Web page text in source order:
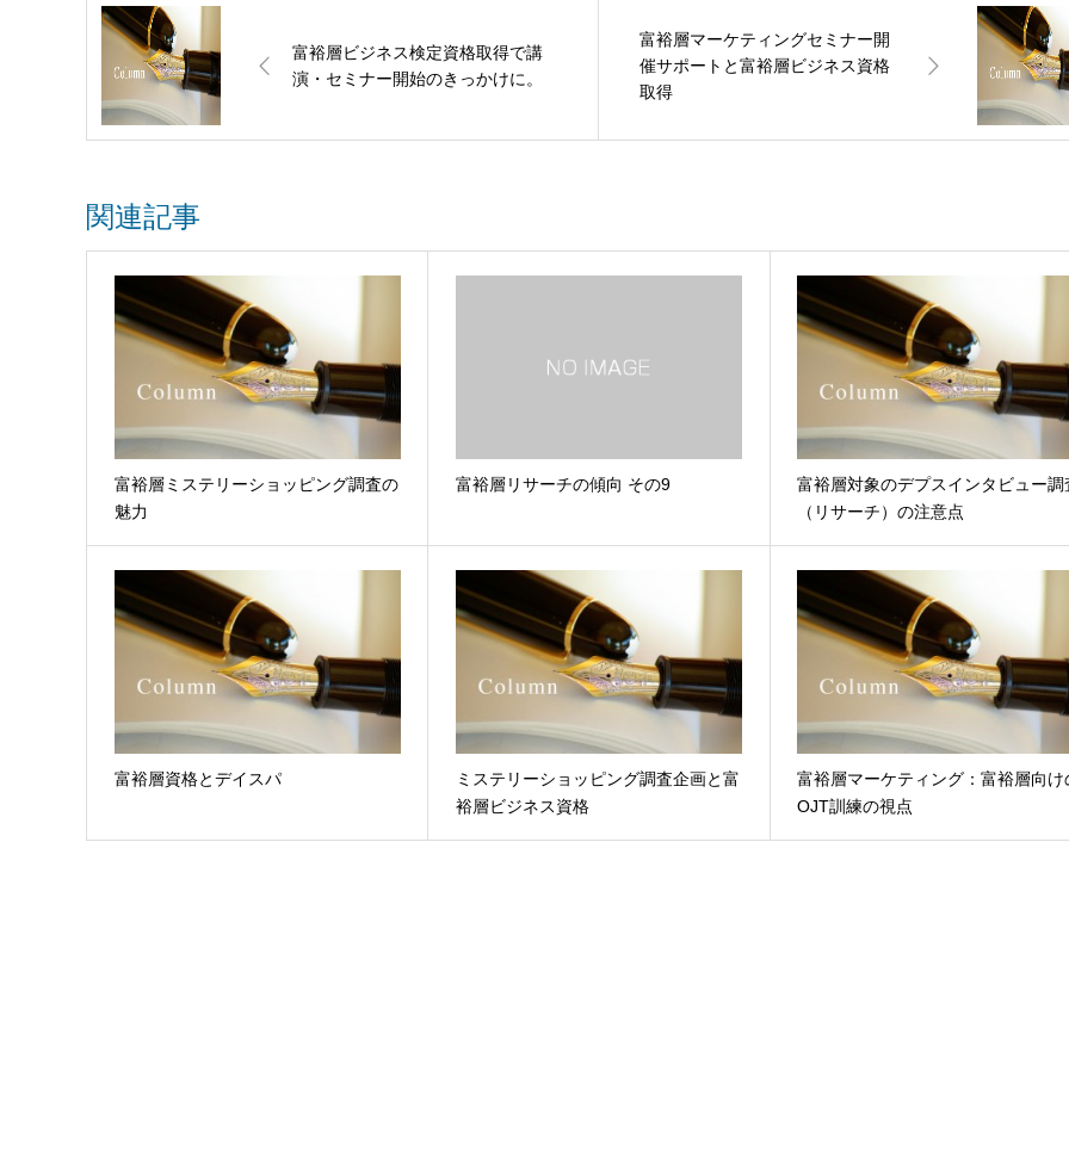
富裕層ビジネス検定資格取得で講
演・セミナー開始のきっかけに。
富裕層マーケティングセミナー開
催サポートと富裕層ビジネス資格
取得
関連記事
富裕層ミステリーショッピング調査の
魅力
富裕層リサーチの傾向 その9
富裕層対象のデプスインタビュー調
（リサーチ）の注意点
富裕層資格とデイスパ
ミステリーショッピング調査企画と富
裕層ビジネス資格
富裕層マーケティング：富裕層向け
OJT訓練の視点